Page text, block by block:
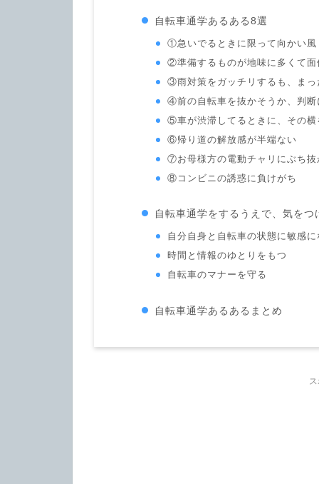
自転車通学あるある8選
①急いでるときに限って向かい風
②準備するものが地味に多くて面
③雨対策をガッチリするも、まっ
④前の自転車を抜かそうか、判断
⑤車が渋滞してるときに、その横
⑥帰り道の解放感が半端ない
⑦お母様方の電動チャリにぶち抜
⑧コンビニの誘惑に負けがち
自転車通学をするうえで、気をつ
自分自身と自転車の状態に敏感に
時間と情報のゆとりをもつ
自転車のマナーを守る
自転車通学あるあるまとめ